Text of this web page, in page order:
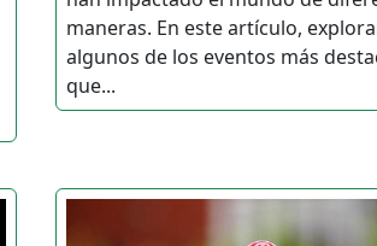
maneras. En este artículo,
algunos de los eventos más
que...